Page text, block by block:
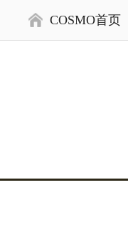
COSMO首页